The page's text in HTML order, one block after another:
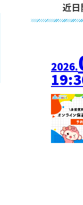
近日
2026.